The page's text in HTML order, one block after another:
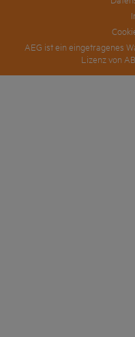
AEG ist ein eingetragenes
Lizenz von